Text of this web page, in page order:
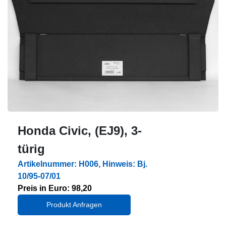
Honda Civic, (EJ9), 3-
türig
Artikelnummer: H006, Hinweis: Bj.
10/95-07/01
Preis in Euro: 98,20
Produkt Anfragen